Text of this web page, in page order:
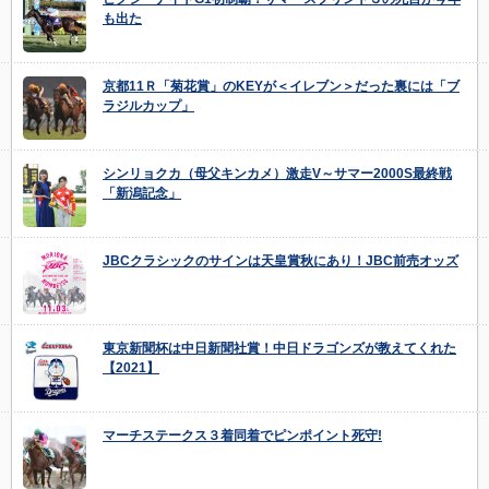
も出た
京都11Ｒ「菊花賞」のKEYが＜イレブン＞だった裏には「ブ
ラジルカップ」
シンリョクカ（母父キンカメ）激走V～サマー2000S最終戦
「新潟記念」
JBCクラシックのサインは天皇賞秋にあり！JBC前売オッズ
東京新聞杯は中日新聞社賞！中日ドラゴンズが教えてくれた
【2021】
マーチステークス３着同着でピンポイント死守!